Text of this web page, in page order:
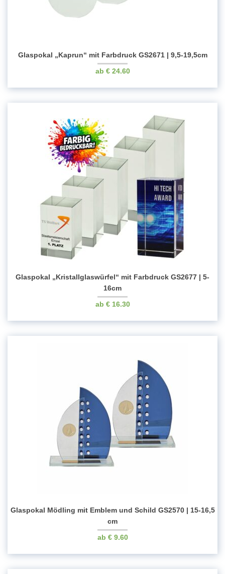
Glaspokal „Kaprun“ mit Farbdruck GS2671 | 9,5-19,5cm
€24.60
Glaspokal „Kristallglaswürfel“ mit Farbdruck GS2677 | 5-
16cm
€16.30
Glaspokal Mödling mit Emblem und Schild GS2570 | 15-16,5
cm
€9.60